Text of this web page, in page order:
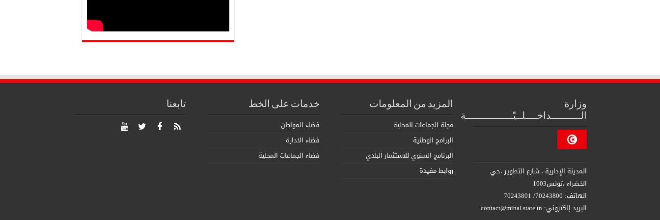
وزارة
الــــــــــداخــــلــيّــــــــــــــــة
المدينة الإدارية ، شارع التطوير ،حي
الخضراء ،تونس1003
الهاتف: 70243800/ 70243801
البريد إلكتروني: contact@minal.state.tn
المزيد من المعلومات
مجلة الجماعات المحلية
البرامج الوطنية
البرنامج السنوي للاستثمار البلدي
روابط مفيدة
خدمات على الخط
فضاء المواطن
فضاء الادارة
فضاء الجماعات المحلية
تابعنا